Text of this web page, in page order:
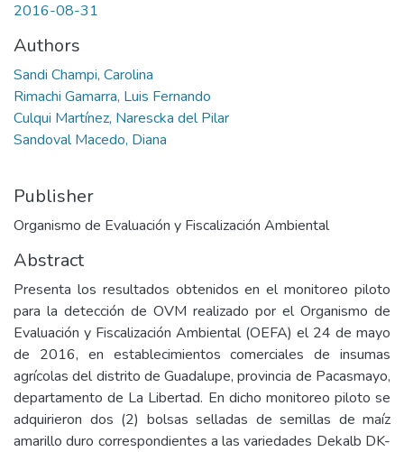
2016-08-31
Authors
Sandi Champi, Carolina
Rimachi Gamarra, Luis Fernando
Culqui Martínez, Narescka del Pilar
Sandoval Macedo, Diana
Publisher
Organismo de Evaluación y Fiscalización Ambiental
Abstract
Presenta los resultados obtenidos en el monitoreo piloto
para la detección de OVM realizado por el Organismo de
Evaluación y Fiscalización Ambiental (OEFA) el 24 de mayo
de 2016, en establecimientos comerciales de insumas
agrícolas del distrito de Guadalupe, provincia de Pacasmayo,
departamento de La Libertad. En dicho monitoreo piloto se
adquirieron dos (2) bolsas selladas de semillas de maíz
amarillo duro correspondientes a las variedades Dekalb DK-